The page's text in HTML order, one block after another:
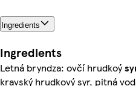
Ingredients
Ingredients
Letná bryndza: ovčí hrudkoý
kravský hrudkový syr, pitná